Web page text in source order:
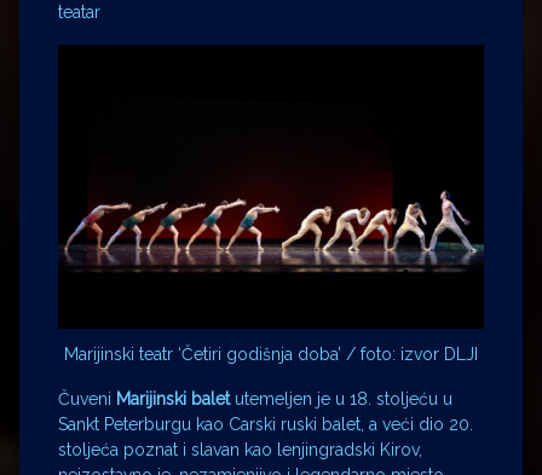
teatar
Marijinski teatr ‘Četiri godišnja doba’ / foto: izvor DLJI
Čuveni Marijinski baletutemeljen je u 18. stoljeću u
Sankt Peterburgu kao Carski ruski balet, a veći dio 20.
stoljeća poznat i slavan kao lenjingradski Kirov,